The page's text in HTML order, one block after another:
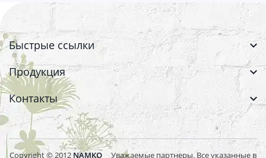
Быстрые ссылки
Продукция
Контакты
Copyright © 2012 NAMKO Уважаемые партнеры. Все указанные в